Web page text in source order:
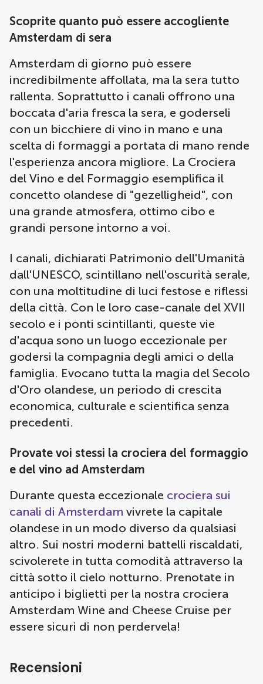
Scoprite quanto può essere accogliente
Amsterdam di sera
Amsterdam di giorno può essere
incredibilmente affollata, ma la sera tutto
rallenta. Soprattutto i canali offrono una
boccata d'aria fresca la sera, e goderseli
con un bicchiere di vino in mano e una
scelta di formaggi a portata di mano rende
l'esperienza ancora migliore. La Crociera
del Vino e del Formaggio esemplifica il
concetto olandese di "gezelligheid", con
una grande atmosfera, ottimo cibo e
grandi persone intorno a voi.
I canali, dichiarati Patrimonio dell'Umanità
dall'UNESCO, scintillano nell'oscurità serale,
con una moltitudine di luci festose e riflessi
della città. Con le loro case-canale del XVII
secolo e i ponti scintillanti, queste vie
d'acqua sono un luogo eccezionale per
godersi la compagnia degli amici o della
famiglia. Evocano tutta la magia del Secolo
d'Oro olandese, un periodo di crescita
economica, culturale e scientifica senza
precedenti.
Provate voi stessi la crociera del formaggio
e del vino ad Amsterdam
Durante questa eccezionale crociera sui
canali di Amsterdam vivrete la capitale
olandese in un modo diverso da qualsiasi
altro. Sui nostri moderni battelli riscaldati,
scivolerete in tutta comodità attraverso la
città sotto il cielo notturno. Prenotate in
anticipo i biglietti per la nostra crociera
Amsterdam Wine and Cheese Cruise per
essere sicuri di non perdervela!
Recensioni